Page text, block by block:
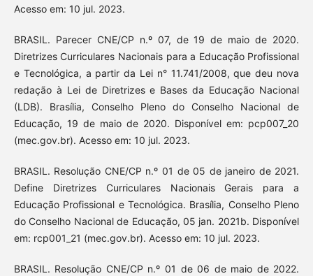
Acesso em: 10 jul. 2023.
BRASIL. Parecer CNE/CP n.º 07, de 19 de maio de 2020.
Diretrizes Curriculares Nacionais para a Educação Profissional
e Tecnológica, a partir da Lei n° 11.741/2008, que deu nova
redação à Lei de Diretrizes e Bases da Educação Nacional
(LDB). Brasília, Conselho Pleno do Conselho Nacional de
Educação, 19 de maio de 2020. Disponível em: pcp007_20
(mec.gov.br). Acesso em: 10 jul. 2023.
BRASIL. Resolução CNE/CP n.º 01 de 05 de janeiro de 2021.
Define Diretrizes Curriculares Nacionais Gerais para a
Educação Profissional e Tecnológica. Brasília, Conselho Pleno
do Conselho Nacional de Educação, 05 jan. 2021b. Disponível
em: rcp001_21 (mec.gov.br). Acesso em: 10 jul. 2023.
BRASIL. Resolução CNE/CP n.º 01 de 06 de maio de 2022.